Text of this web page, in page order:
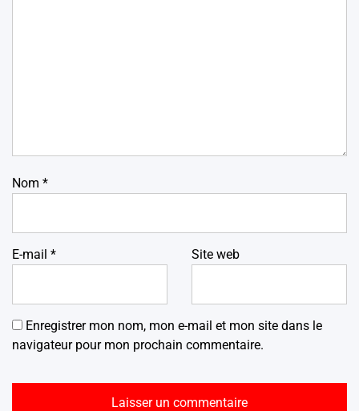
Nom *
E-mail * Site web
Enregistrer mon nom, mon e-mail et mon site dans le
navigateur pour mon prochain commentaire.